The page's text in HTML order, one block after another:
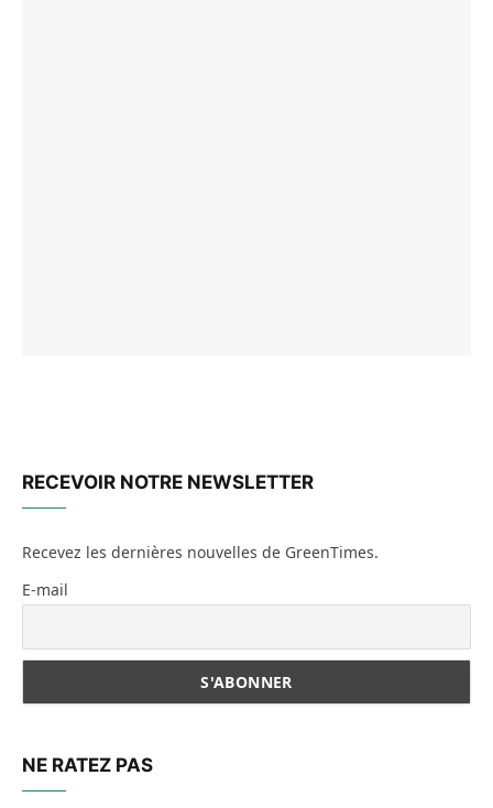
RECEVOIR NOTRE NEWSLETTER
Recevez les dernières nouvelles de GreenTimes.
E-mail
NE RATEZ PAS